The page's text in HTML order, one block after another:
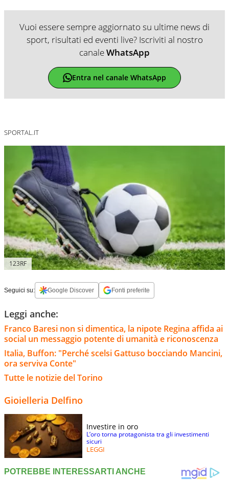
Vuoi essere sempre aggiornato su ultime news di
sport, risultati ed eventi live? Iscriviti al nostro
canaleWhatsApp
Entra nel canale WhatsApp
SPORTAL.IT
123RF
Seguici su: Google Discover Fonti preferite
Leggi anche:
Franco Baresi non si dimentica, la nipote Regina affida ai
social un messaggio potente di umanità e riconoscenza
Italia, Buffon: "Perché scelsi Gattuso bocciando Mancini,
ora serviva Conte"
Tutte le notizie del Torino
Gioielleria Delfino
Investire in oro
L’oro torna protagonista tra gli investimenti
sicuri
LEGGI